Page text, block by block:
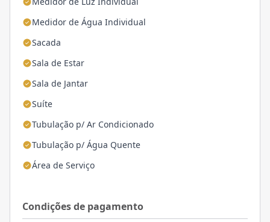
Medidor de Água Individual
Sacada
Sala de Estar
Sala de Jantar
Suíte
Tubulação p/ Ar Condicionado
Tubulação p/ Água Quente
Área de Serviço
Condições de pagamento